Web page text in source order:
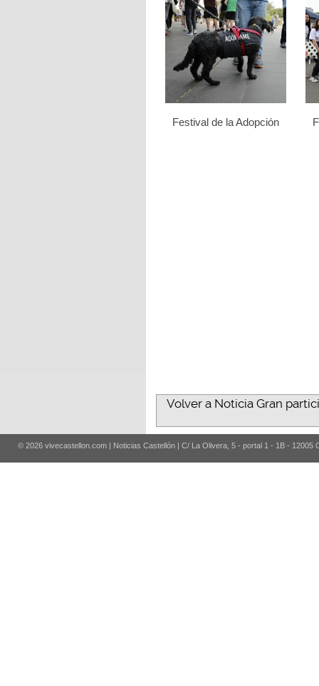
Festival de la Adopción
Volver a Noticia Gran
© 2026 vivecastellon.com | Noticias Castellón | C/ La Olivera, 5 - portal 1 - 1B - 12005